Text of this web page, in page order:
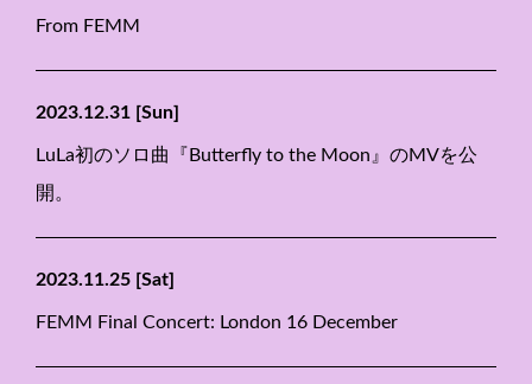
From FEMM
2023.12.31 [Sun]
LuLa初のソロ曲『Butterfly to the Moon』のMVを公
開。
2023.11.25 [Sat]
FEMM Final Concert: London 16 December